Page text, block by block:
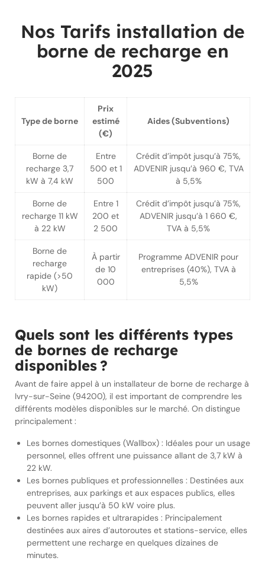
Nos Tarifs installation de
borne de recharge en
2025
Type de borne
Prix
estimé
(€)
Aides (Subventions)
Borne de
recharge 3,7
kW à 7,4 kW
Entre
500 et 1
500
Crédit d’impôt jusqu’à 75%,
ADVENIR jusqu’à 960 €, TVA
à 5,5%
Borne de
recharge 11 kW
à 22 kW
Entre 1
200 et
2 500
Crédit d’impôt jusqu’à 75%,
ADVENIR jusqu’à 1 660 €,
TVA à 5,5%
Borne de
recharge
rapide (>50
kW)
À partir
de 10
000
Programme ADVENIR pour
entreprises (40%), TVA à
5,5%
Quels sont les différents types
de bornes de recharge
disponibles ?
Avant de faire appel à un installateur de borne de recharge à
Ivry-sur-Seine (94200), il est important de comprendre les
différents modèles disponibles sur le marché. On distingue
principalement :
Les bornes domestiques (Wallbox) : Idéales pour un usage
personnel, elles offrent une puissance allant de 3,7 kW à
22 kW.
Les bornes publiques et professionnelles : Destinées aux
entreprises, aux parkings et aux espaces publics, elles
peuvent aller jusqu’à 50 kW voire plus.
Les bornes rapides et ultrarapides : Principalement
destinées aux aires d’autoroutes et stations-service, elles
permettent une recharge en quelques dizaines de
minutes.